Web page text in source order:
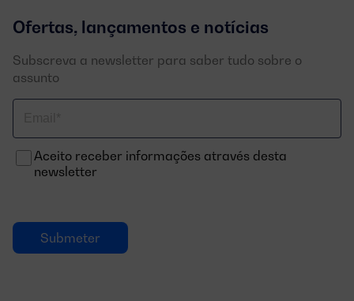
Ofertas, lançamentos e notícias
Subscreva a newsletter para saber tudo sobre o
assunto
electrónico
Aceito receber informações através desta
newsletter